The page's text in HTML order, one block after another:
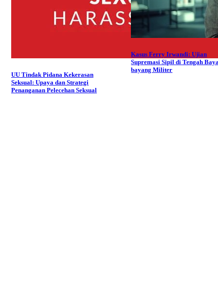
UU Tindak Pidana Kekerasan
Seksual: Upaya dan Strategi
Penanganan Pelecehan Seksual
Kasus Ferry Irwandi: Ujian
Supremasi Sipil di Tengah
bayang Militer